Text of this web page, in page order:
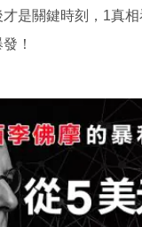
才是關鍵時刻，1真
！